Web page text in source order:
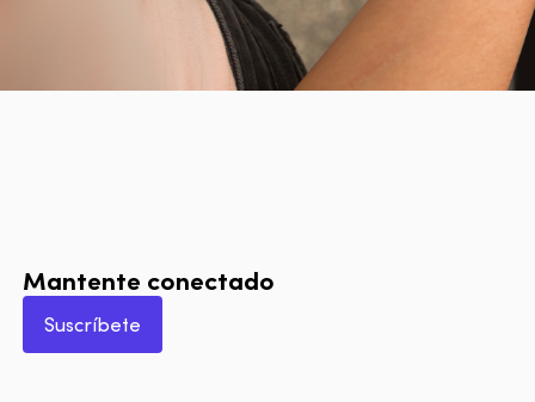
Mantente conectado
Suscríbete